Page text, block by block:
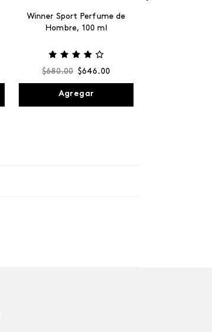
Winner Sport Perfume de
Hombre, 100 ml
$680.00 $646 .00
Agregar